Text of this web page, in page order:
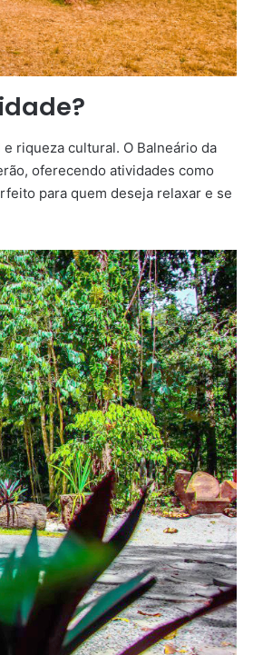
riqueza cultural. O Balneário da
oferecendo atividades como
para quem deseja relaxar e se